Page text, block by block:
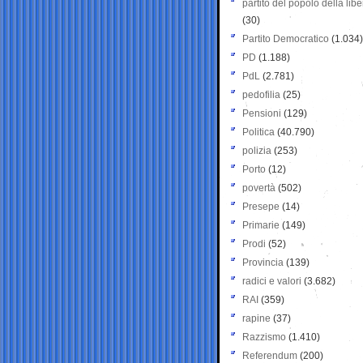
partito del popolo della
(30)
Partito Democratico (1.034)
PD (1.188)
PdL (2.781)
pedofilia (25)
Pensioni (129)
Politica (40.790)
polizia (253)
Porto (12)
povertà (502)
Presepe (14)
Primarie (149)
Prodi (52)
Provincia (139)
radici e valori (3.682)
RAI (359)
rapine (37)
Razzismo (1.410)
Referendum (200)